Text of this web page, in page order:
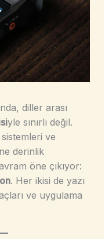
diller arası
yle sınırlı değil.
ve
derinlik
öne çıkıyor:
. Her ikisi de yazı
ve uygulama